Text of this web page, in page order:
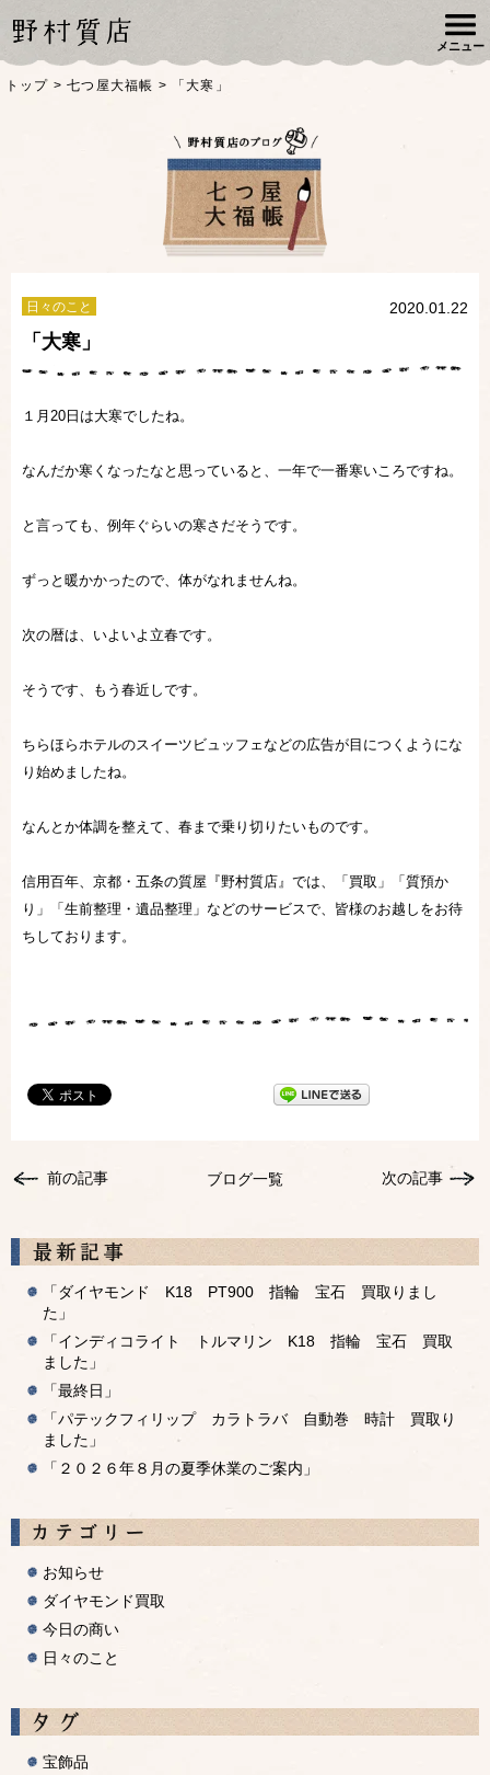
メニュー
トップ >七つ屋大福帳 > 「大寒」
日々のこと 2020.01.22
「大寒」
１月20日は大寒でしたね。
なんだか寒くなったなと思っていると、一年で一番寒いころですね。
と言っても、例年ぐらいの寒さだそうです。
ずっと暖かかったので、体がなれませんね。
次の暦は、いよいよ立春です。
そうです、もう春近しです。
ちらほらホテルのスイーツビュッフェなどの広告が目につくようにな
り始めましたね。
なんとか体調を整えて、春まで乗り切りたいものです。
信用百年、京都・五条の質屋『野村質店』では、「買取」「質預か
り」「生前整理・遺品整理」などのサービスで、皆様のお越しをお待
ちしております。
前の記事 次の記事
ブログ一覧
「ダイヤモンド K18 PT900 指輪 宝石 買取りまし
た」
「インディコライト トルマリン K18 指輪 宝石 買取
ました」
「最終日」
「パテックフィリップ カラトラバ 自動巻 時計 買取り
ました」
「２０２６年８月の夏季休業のご案内」
お知らせ
ダイヤモンド買取
今日の商い
日々のこと
宝飾品